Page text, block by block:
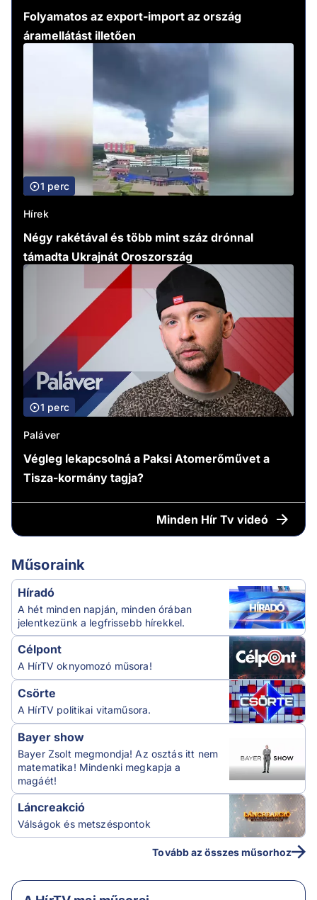
Folyamatos az export-import az ország
áramellátást illetően
1 perc
Hírek
Négy rakétával és több mint száz drónnal
támadta Ukrajnát Oroszország
1 perc
Paláver
Végleg lekapcsolná a Paksi Atomerőművet a
Tisza-kormány tagja?
Minden Hír Tv videó
Műsoraink
Híradó
A hét minden napján, minden órában
jelentkezünk a legfrissebb hírekkel.
Célpont
A HírTV oknyomozó műsora!
Csörte
A HírTV politikai vitaműsora.
Bayer show
Bayer Zsolt megmondja! Az osztás itt nem
matematika! Mindenki megkapja a
magáét!
Láncreakció
Válságok és metszéspontok
Tovább az összes műsorhoz